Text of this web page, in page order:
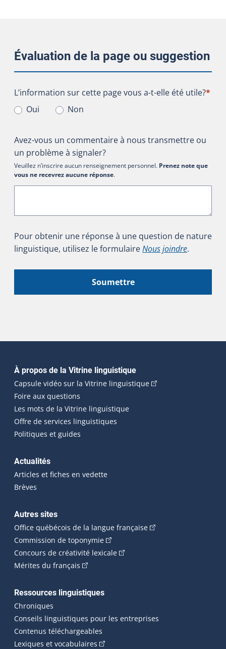
Évaluation de la page ou suggestion
L’information sur cette page vous a-t-elle été utile?
L’information sur cette page vous a-t-elle été utile?*
Oui
Non
Avez-vous un commentaire à nous transmettre ou
un problème à signaler?
Veuillez n’inscrire aucun renseignement personnel. Prenez note que
vous ne recevrez aucune réponse.
Pour obtenir une réponse à une question de nature
linguistique, utilisez le formulaireNous joindre.
Soumettre
Navigation principale
À propos de la Vitrine linguistique
Capsule vidéo sur la Vitrine linguistique(Cet hyperlien
Foire aux questions
Les mots de la Vitrine linguistique
Offre de services linguistiques
Politiques et guides
Actualités
Articles et fiches en vedette
Brèves
Autres sites
Office québécois de la langue française(Cet hyperlien
Commission de toponymie(Cet hyperlien externe s'ouvrira
Concours de créativité lexicale(Cet hyperlien externe
Mérites du français (Cet hyperlien externe s'ouvrira dans une
Ressources linguistiques
Chroniques
Conseils linguistiques pour les entreprises
Contenus téléchargeables
Lexiques et vocabulaires (Cet hyperlien externe s'ouvrira